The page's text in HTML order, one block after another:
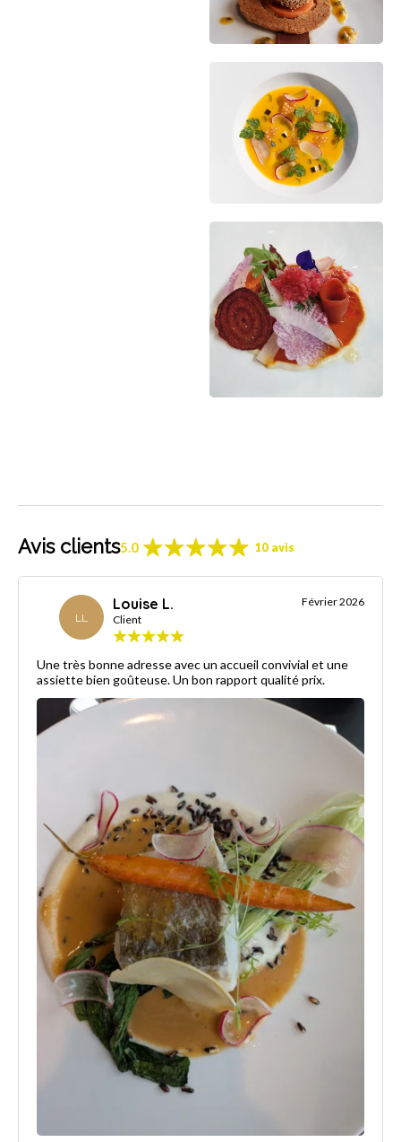
Avis clients5.0 10 avis
LL
Louise L.
Client
Février 2026
Une très bonne adresse avec un accueil convivial et une
assiette bien goûteuse. Un bon rapport qualité prix.